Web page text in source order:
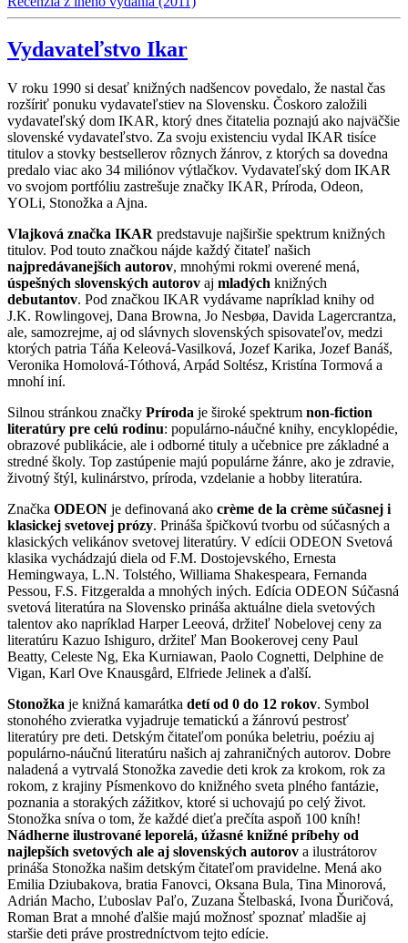
Vydavateľstvo Ikar
V roku 1990 si desať knižných nadšencov povedalo, že nastal čas
rozšíriť ponuku vydavateľstiev na Slovensku. Čoskoro založili
vydavateľský dom IKAR, ktorý dnes čitatelia poznajú ako najväčšie
slovenské vydavateľstvo. Za svoju existenciu vydal IKAR tisíce
titulov a stovky bestsellerov rôznych žánrov, z ktorých sa dovedna
predalo viac ako 34 miliónov výtlačkov. Vydavateľský dom IKAR
vo svojom portfóliu zastrešuje značky IKAR, Príroda, Odeon,
YOLi, Stonožka a Ajna.
Vlajková značka IKAR predstavuje najširšie spektrum knižných
titulov. Pod touto značkou nájde každý čitateľ našich
najpredávanejších autorov, mnohými rokmi overené mená,
úspešných slovenských autorov aj mladých knižných
debutantov. Pod značkou IKAR vydávame napríklad knihy od
J.K. Rowlingovej, Dana Browna, Jo Nesbøa, Davida Lagercrantza,
ale, samozrejme, aj od slávnych slovenských spisovateľov, medzi
ktorých patria Táňa Keleová-Vasilková, Jozef Karika, Jozef Banáš,
Veronika Homolová-Tóthová, Arpád Soltész, Kristína Tormová a
mnohí iní.
Silnou stránkou značky Príroda je široké spektrum non-fiction
literatúry pre celú rodinu: populárno-náučné knihy, encyklopédie,
obrazové publikácie, ale i odborné tituly a učebnice pre základné a
stredné školy. Top zastúpenie majú populárne žánre, ako je zdravie,
životný štýl, kulinárstvo, príroda, vzdelanie a hobby literatúra.
Značka ODEON je definovaná ako crème de la crème súčasnej i
klasickej svetovej prózy. Prináša špičkovú tvorbu od súčasných a
klasických velikánov svetovej literatúry. V edícii ODEON Svetová
klasika vychádzajú diela od F.M. Dostojevského, Ernesta
Hemingwaya, L.N. Tolstého, Williama Shakespeara, Fernanda
Pessou, F.S. Fitzgeralda a mnohých iných. Edícia ODEON Súčasná
svetová literatúra na Slovensko prináša aktuálne diela svetových
talentov ako napríklad Harper Leeová, držiteľ Nobelovej ceny za
literatúru Kazuo Ishiguro, držiteľ Man Bookerovej ceny Paul
Beatty, Celeste Ng, Eka Kurniawan, Paolo Cognetti, Delphine de
Vigan, Karl Ove Knausgård, Elfriede Jelinek a ďalší.
Stonožka je knižná kamarátka detí od 0 do 12 rokov. Symbol
stonohého zvieratka vyjadruje tematickú a žánrovú pestrosť
literatúry pre deti. Detským čitateľom ponúka beletriu, poéziu aj
populárno-náučnú literatúru našich aj zahraničných autorov. Dobre
naladená a vytrvalá Stonožka zavedie deti krok za krokom, rok za
rokom, z krajiny Písmenkovo do knižného sveta plného fantázie,
poznania a storakých zážitkov, ktoré si uchovajú po celý život.
Stonožka sníva o tom, že každé dieťa prečíta aspoň 100 kníh!
Nádherne ilustrované leporelá, úžasné knižné príbehy od
najlepších svetových ale aj slovenských autorov a ilustrátorov
prináša Stonožka našim detským čitateľom pravidelne. Mená ako
Emilia Dziubakova, bratia Fanovci, Oksana Bula, Tina Minorová,
Adrián Macho, Ľuboslav Paľo, Zuzana Štelbaská, Ivona Ďuričová,
Roman Brat a mnohé ďalšie majú možnosť spoznať mladšie aj
staršie deti práve prostredníctvom tejto edície.